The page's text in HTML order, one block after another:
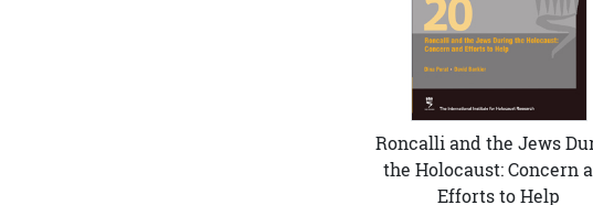
Roncalli and the Jews
the Holocaust: Concern
Efforts to Help